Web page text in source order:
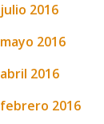
julio 2016
mayo 2016
abril 2016
febrero 2016